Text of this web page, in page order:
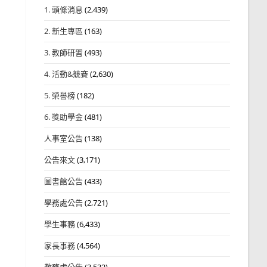
1. 頭條消息 (2,439)
2. 新生專區 (163)
3. 教師研習 (493)
4. 活動&競賽(2,630)
5. 榮譽榜(182)
6. 獎助學金(481)
人事室公告(138)
公告來文(3,171)
圖書館公告(433)
學務處公告(2,721)
學生事務(6,433)
家長事務(4,564)